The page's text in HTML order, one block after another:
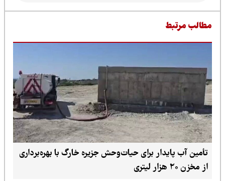
مرتبط
تأمین آب پایدار برای حیات‌وحش جزیره خارگ با بهره‌برداری
از مخزن ۲۰ هزار لیتری